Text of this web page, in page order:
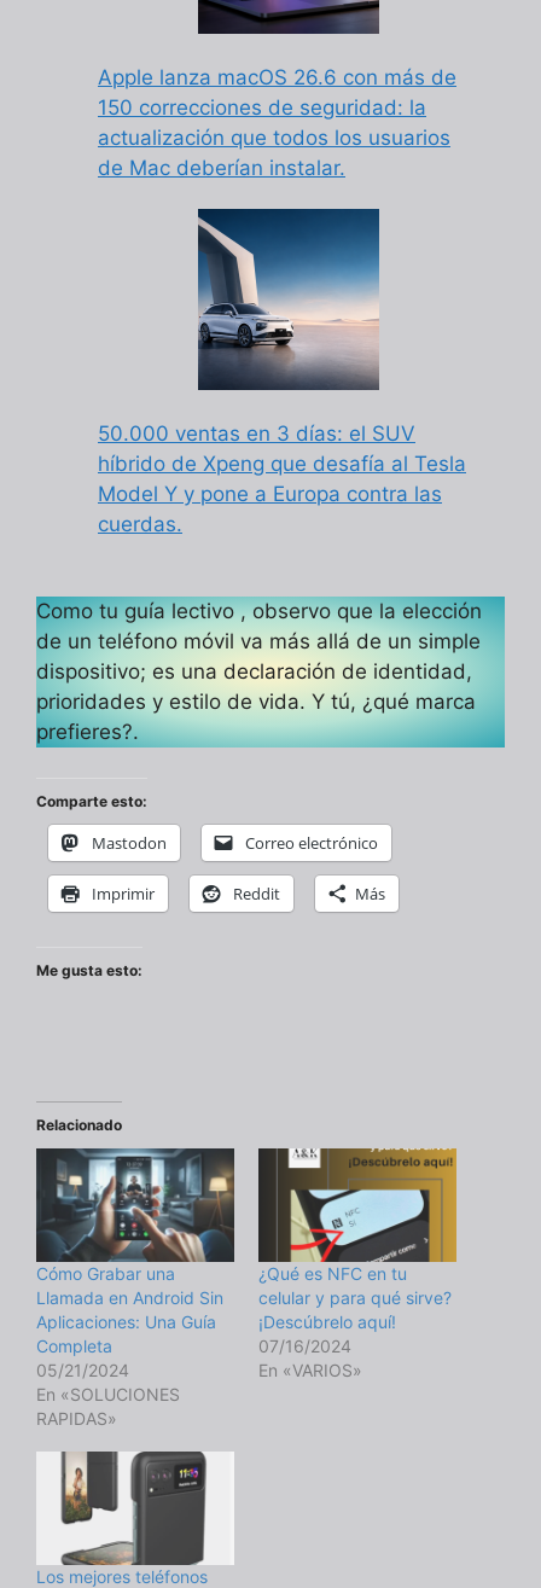
Apple lanza macOS 26.6 con más de
150 correcciones de seguridad: la
actualización que todos los usuarios
de Mac deberían instalar.
50.000 ventas en 3 días: el SUV
híbrido de Xpeng que desafía al Tesla
Model Y y pone a Europa contra las
cuerdas.
Como tu guía lectivo , observo que la elección
de un teléfono móvil va más allá de un simple
dispositivo; es una declaración de identidad,
prioridades y estilo de vida. Y tú, ¿qué marca
prefieres?.
Comparte esto:
Mastodon Correo electrónico
Imprimir Reddit Más
Me gusta esto:
Relacionado
Cómo Grabar una
Llamada en Android Sin
Aplicaciones: Una Guía
Completa
05/21/2024
En «SOLUCIONES
RAPIDAS»
¿Qué es NFC en tu
celular y para qué sirve?
¡Descúbrelo aquí!
07/16/2024
En «VARIOS»
Los mejores teléfonos